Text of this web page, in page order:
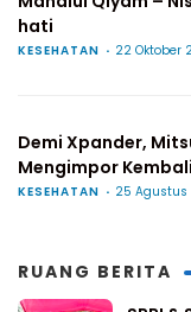
hati
KESEHATAN 22 Oktober
Demi Xpander,
Mengimpor
KESEHATAN 25 Agustus
RUANG BERITA